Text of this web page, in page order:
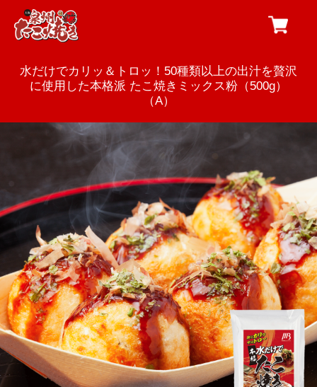
水だけでカリッ＆トロッ！50種類以上の出汁を贅沢
に使用した本格派 たこ焼きミックス粉（500g）
（A）